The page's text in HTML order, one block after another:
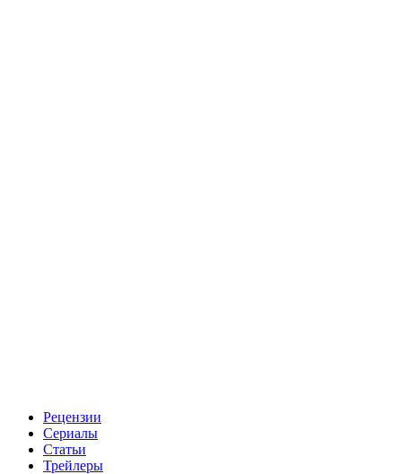
Рецензии
Сериалы
Статьи
Трейлеры